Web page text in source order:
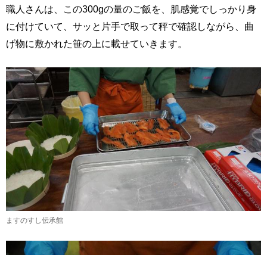
職人さんは、この300gの量のご飯を、肌感覚でしっかり身
に付けていて、サッと片手で取って秤で確認しながら、曲
げ物に敷かれた笹の上に載せていきます。
ますのすし伝承館